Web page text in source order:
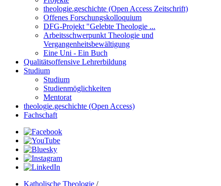
theologie.geschichte (Open Access Zeitschrift)
Offenes Forschungskolloquium
DFG-Projekt "Gelebte Theologie ...
Arbeitsschwerpunkt Theologie und
Vergangenheitsbewältigung
Eine Uni - Ein Buch
Qualitätsoffensive Lehrerbildung
Studium
Studium
Studienmöglichkeiten
Mentorat
theologie.geschichte (Open Access)
Fachschaft
Katholische Theologie /